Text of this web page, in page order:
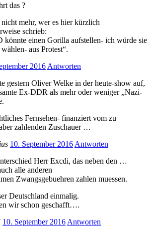
das ?
mehr, wer es hier kürzlich
schrieb:
könnte einen Gorilla aufstellen- ich würde sie
aus Protest“.
2016 Antworten
gestern Oliver Welke in der heute-show auf,
Ex-DDR als mehr oder weniger „Nazi-
Fernsehen- finanziert vom zu
zahlenden Zuschauer …
10. September 2016 Antworten
Herr Excdi, das neben den …
alle anderen
Zwangsgebuehren zahlen muessen.
Deutschland einmalig.
wir schon geschafft….
10. September 2016 Antworten